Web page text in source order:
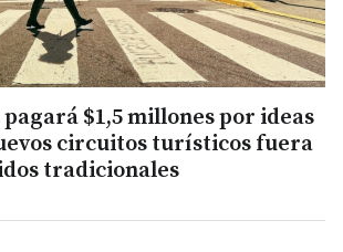
$1,5 millones por ideas
circuitos turísticos fuera
tradicionales